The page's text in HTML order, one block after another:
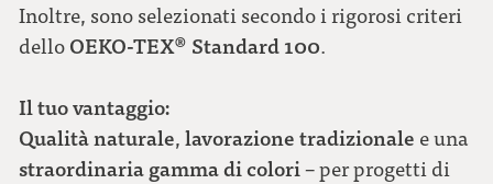
Inoltre, sono selezionati secondo i rigorosi criteri
dello OEKO-TEX® Standard 100.
Il tuo vantaggio:
Qualità naturale,lavorazione tradizionale e una
straordinaria gamma di colori– per progetti di